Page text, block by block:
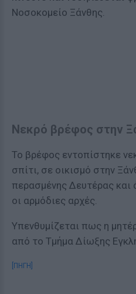
Νοσοκομείο Ξάνθης.
Νεκρό βρέφος στην
Το βρέφος εντοπίστηκε
σπίτι, σε οικισμό στην
περασμένης Δευτέρας και
οι αρμόδιες αρχές.
Υπενθυμίζεται πως η
από το Τμήμα Δίωξης
[ΠΗΓΗ]